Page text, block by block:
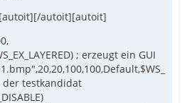
autoit][autoit]
; erzeugt ein GUI
der testkandidat